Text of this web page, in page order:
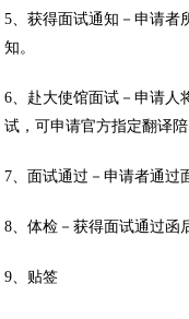
5、获得面试通知－申请者
知。
6、赴大使馆面试－申请人
试，可申请官方指定翻译陪
7、面试通过－申请者通过
8、体检－获得面试通过函
9、贴签